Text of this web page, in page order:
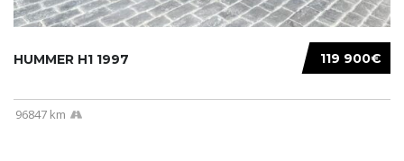
119 900€
HUMMER H1 1997
96847 km